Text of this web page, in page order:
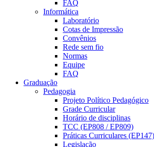
FAQ
Informática
Laboratório
Cotas de Impressão
Convênios
Rede sem fio
Normas
Equipe
FAQ
Graduação
Pedagogia
Projeto Político Pedagógico
Grade Curricular
Horário de disciplinas
TCC (EP808 / EP809)
Práticas Curriculares (EP147)
Legislação